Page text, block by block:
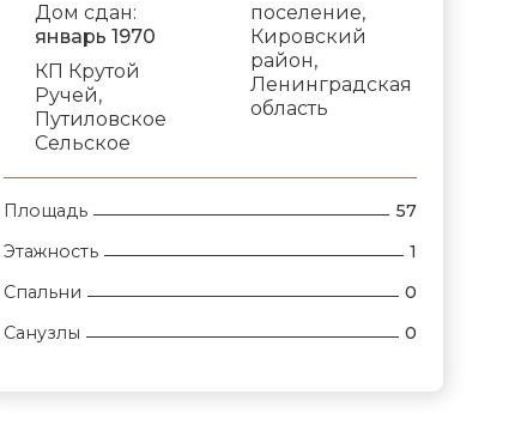
Дом сдан:
январь 1970
КП Крутой
Ручей,
Путиловское
Сельское
поселение,
Кировский
район,
Ленинградская
область
Площадь
57
Этажность
1
Спальни
0
Санузлы
0